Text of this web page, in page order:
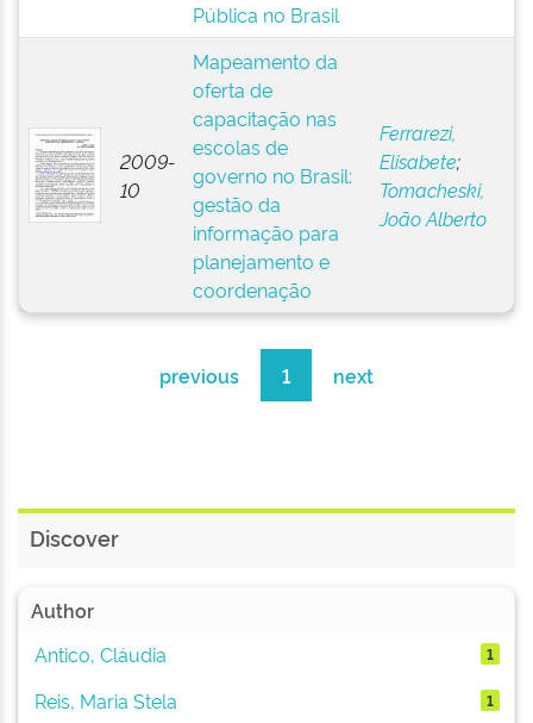
Pública no Brasil
2009-
10
Mapeamento da
oferta de
capacitação nas
escolas de
governo no Brasil:
gestão da
informação para
planejamento e
coordenação
Ferrarezi,
Elisabete;
Tomacheski,
João Alberto
previous 1 next
Discover
Author
Antico, Cláudia
1
Reis, Maria Stela 1